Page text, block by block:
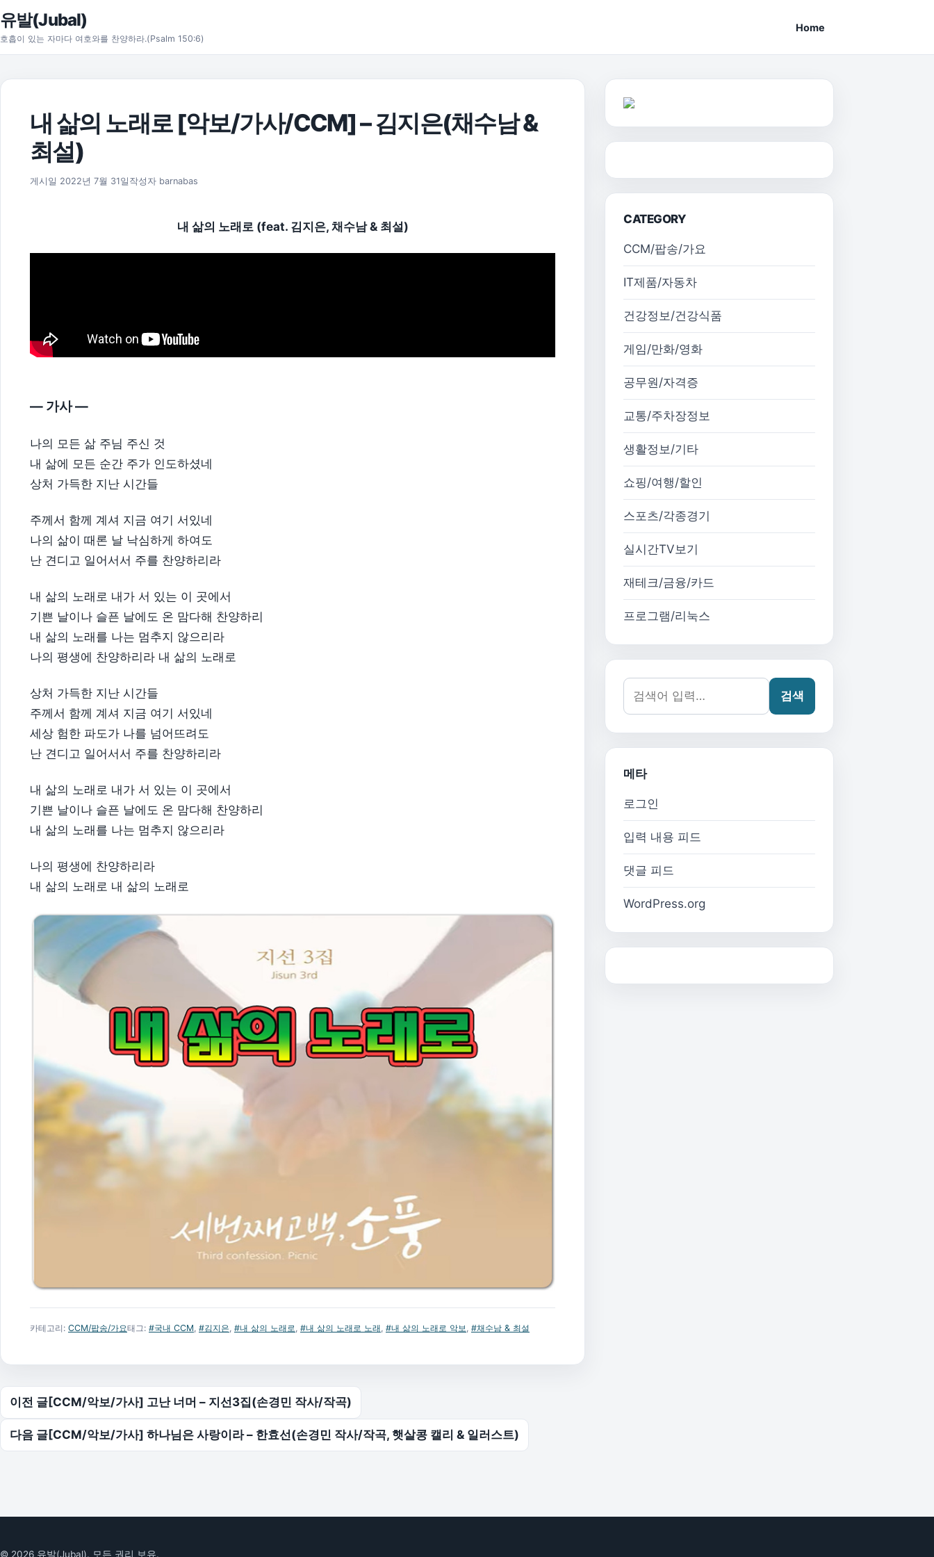
본문으로 건너뛰기
유발(Jubal)
호흡이 있는 자마다 여호와를 찬양하라.(Psalm 150:6)
Home
내 삶의 노래로 [악보/가사/CCM] – 김지은(채수남 &
최설)
게시일 2022년 7월 31일 2025년 11월 18일
작성자 barnabas
내 삶의 노래로 (feat. 김지은, 채수남 & 최설)
— 가사 —
나의 모든 삶 주님 주신 것
내 삶에 모든 순간 주가 인도하셨네
상처 가득한 지난 시간들
주께서 함께 계셔 지금 여기 서있네
나의 삶이 때론 날 낙심하게 하여도
난 견디고 일어서서 주를 찬양하리라
내 삶의 노래로 내가 서 있는 이 곳에서
기쁜 날이나 슬픈 날에도 온 맘다해 찬양하리
내 삶의 노래를 나는 멈추지 않으리라
나의 평생에 찬양하리라 내 삶의 노래로
상처 가득한 지난 시간들
주께서 함께 계셔 지금 여기 서있네
세상 험한 파도가 나를 넘어뜨려도
난 견디고 일어서서 주를 찬양하리라
내 삶의 노래로 내가 서 있는 이 곳에서
기쁜 날이나 슬픈 날에도 온 맘다해 찬양하리
내 삶의 노래를 나는 멈추지 않으리라
나의 평생에 찬양하리라
내 삶의 노래로 내 삶의 노래로
카테고리: CCM/팝송/가요태그: #국내 CCM #김지은 #내 삶의 노래로 #내 삶의 노래로 노래 #내 삶의 노래로 악보 #채수남 & 최설
글 탐색
이전 글[CCM/악보/가사] 고난 너머 – 지선3집(손경민 작사/작곡)
다음 글[CCM/악보/가사] 하나님은 사랑이라 – 한효선(손경민 작사/작곡, 햇살콩 캘리 & 일러스트)
CATEGORY
CCM/팝송/가요
IT제품/자동차
건강정보/건강식품
게임/만화/영화
공무원/자격증
교통/주차장정보
생활정보/기타
쇼핑/여행/할인
스포츠/각종경기
실시간TV보기
재테크/금융/카드
프로그램/리눅스
검색어:
검색
메타
로그인
입력 내용 피드
댓글 피드
WordPress.org
© 2026 유발(Jubal). 모든 권리 보유.